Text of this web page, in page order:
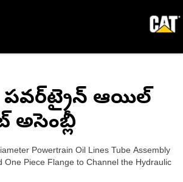
పవర్‌ట్రైన్ ఆయిల్
అసెంబ్లీ
Powertrain Oil Lines Tube Assembly
One Piece Flange to Channel the Hydraulic